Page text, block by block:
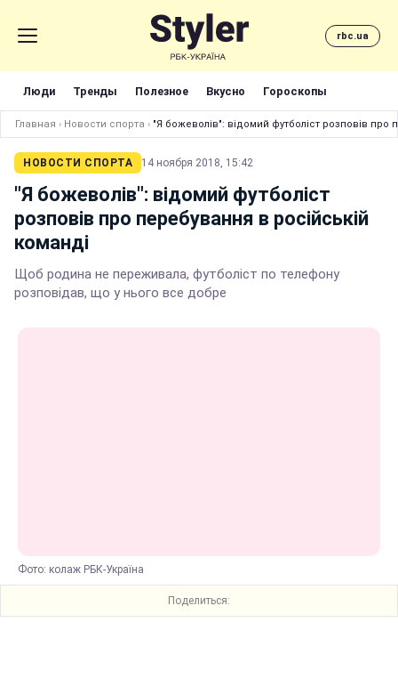
rbc.ua
Люди Тренды Полезное Вкусно Гороскопы
Главная › Новости спорта › "Я божеволів": відомий футболіст розповів про
НОВОСТИ СПОРТА 14 ноября 2018, 15:42
"Я божеволів": відомий футболіст
розповів про перебування в російській
команді
Щоб родина не переживала, футболіст по телефону
розповідав, що у нього все добре
Фото: колаж РБК-Україна
Поделиться: